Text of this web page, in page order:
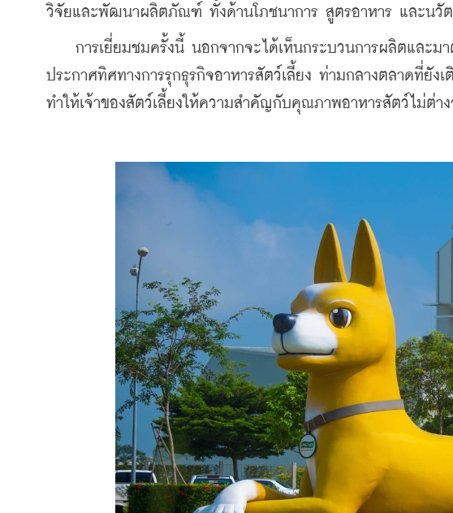
วิจัยและพัฒนาผลิตภัณฑ์ ทั้งด้านโภชนาการ สูตรอาหาร และนวัต
การเยี่ยมชมครั้งนี้ นอกจากจะได้เห็นกระบวนการผลิตและมาต
ประกาศทิศทางการรุกธุรกิจอาหารสัตว์เลี้ยง ท่ามกลางตลาดที่ยังเ
ทำให้เจ้าของสัตว์เลี้ยงให้ความสำคัญกับคุณภาพอาหารสัตว์ไม่ต่า